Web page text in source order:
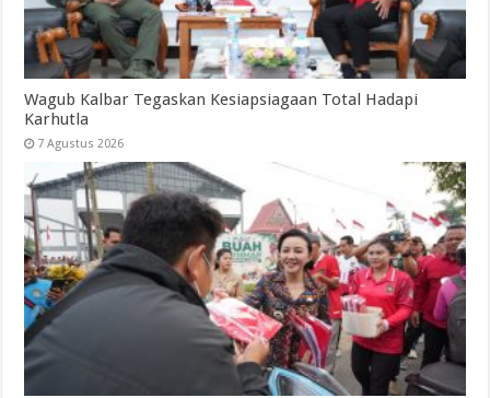
Wagub Kalbar Tegaskan Kesiapsiagaan Total Hadapi
Karhutla
7 Agustus 2026